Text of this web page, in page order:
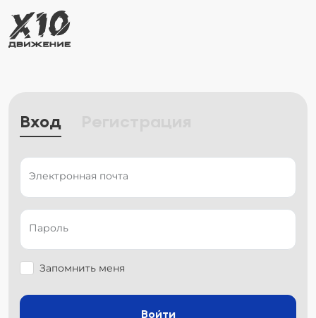
Вход
Электронная почта
Пароль
Запомнить меня